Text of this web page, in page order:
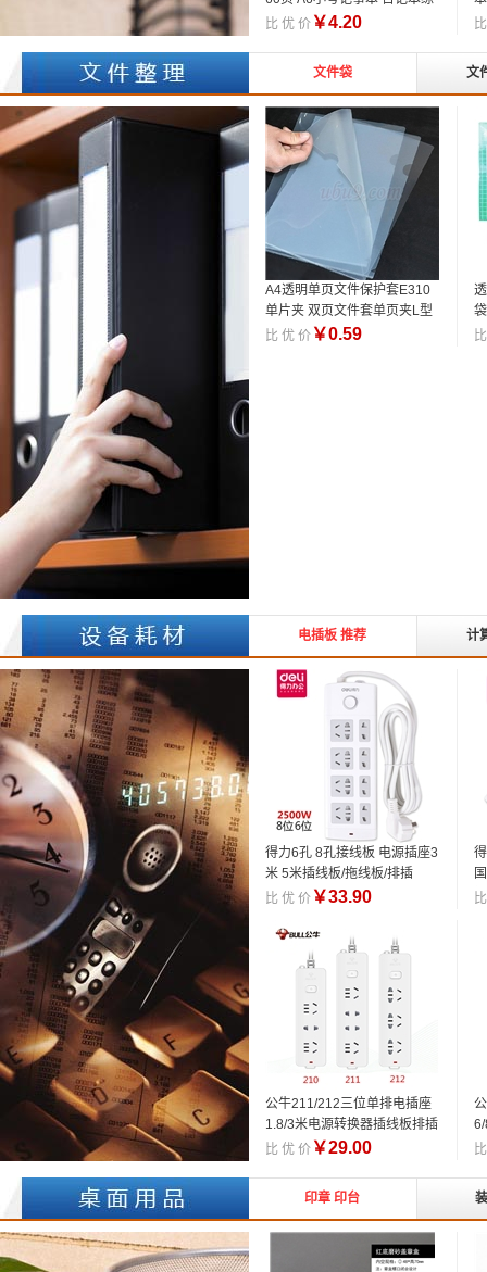
习本子
比 优 价 ￥4.20
文件袋 文
A4透明单页文件保护套E310
单片夹 双页文件套单页夹L型
夹
比 优 价 ￥0.59
电插板 推荐 计
得力6孔 8孔接线板 电源插座3
米 5米插线板/拖线板/排插
比 优 价 ￥33.90
公牛211/212三位单排电插座
1.8/3米电源转换器插线板排插
比 优 价 ￥29.00
印章 印台